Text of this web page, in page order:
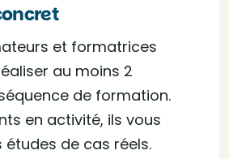
et formatrices
au moins 2
de formation.
en activité, ils vous
de cas réels.